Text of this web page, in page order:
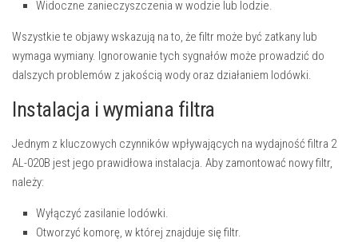
Widoczne zanieczyszczenia w wodzie lub lodzie.
Wszystkie te objawy wskazują na to, że filtr może być zatkany lub
wymaga wymiany. Ignorowanie tych sygnałów może prowadzić do
dalszych problemów z jakością wody oraz działaniem lodówki.
Instalacja i wymiana filtra
Jednym z kluczowych czynników wpływających na wydajność filtra 2
AL-020B jest jego prawidłowa instalacja. Aby zamontować nowy filtr,
należy:
Wyłączyć zasilanie lodówki.
Otworzyć komorę, w której znajduje się filtr.